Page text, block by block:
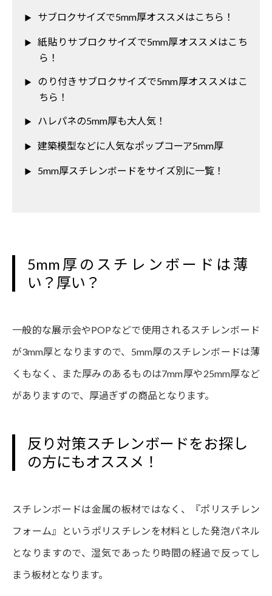
サブロクサイズで5mm厚オススメはこちら！
紙貼りサブロクサイズで5mm厚オススメはこち
ら！
のり付きサブロクサイズで5mm厚オススメはこ
ちら！
ハレパネの5mm厚も大人気！
建築模型などに人気なポップコーア5mm厚
5mm厚スチレンボードをサイズ別に一覧！
5mm厚のスチレンボードは薄
い？厚い？
一般的な展示会やPOPなどで使用されるスチレンボード
が3mm厚となりますので、5mm厚のスチレンボードは薄
くもなく、また厚みのあるものは7mm厚や25mm厚など
がありますので、厚過ぎずの商品となります。
反り対策スチレンボードをお探し
の方にもオススメ！
スチレンボードは金属の板材ではなく、『ポリスチレン
フォーム』というポリスチレンを材料とした発泡パネル
となりますので、湿気であったり時間の経過で反ってし
まう板材となります。